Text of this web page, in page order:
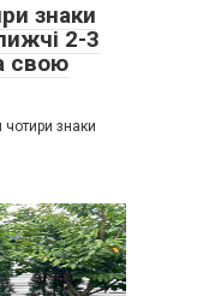
знаки
2-3
свою
знаки